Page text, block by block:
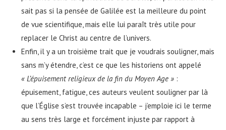
sait pas si la pensée de Galilée est la meilleure du point
de vue scientifique, mais elle lui paraît très utile pour
replacer le Christ au centre de l’univers.
Enfin, il y a un troisième trait que je voudrais souligner, mais
sans m’y étendre, c’est ce que les historiens ont appelé
« L’épuisement religieux de la fin du Moyen Age » :
épuisement, fatigue, ces auteurs veulent souligner par là
que l’Église s’est trouvée incapable – j’emploie ici le terme
au sens très large et forcément injuste par rapport à